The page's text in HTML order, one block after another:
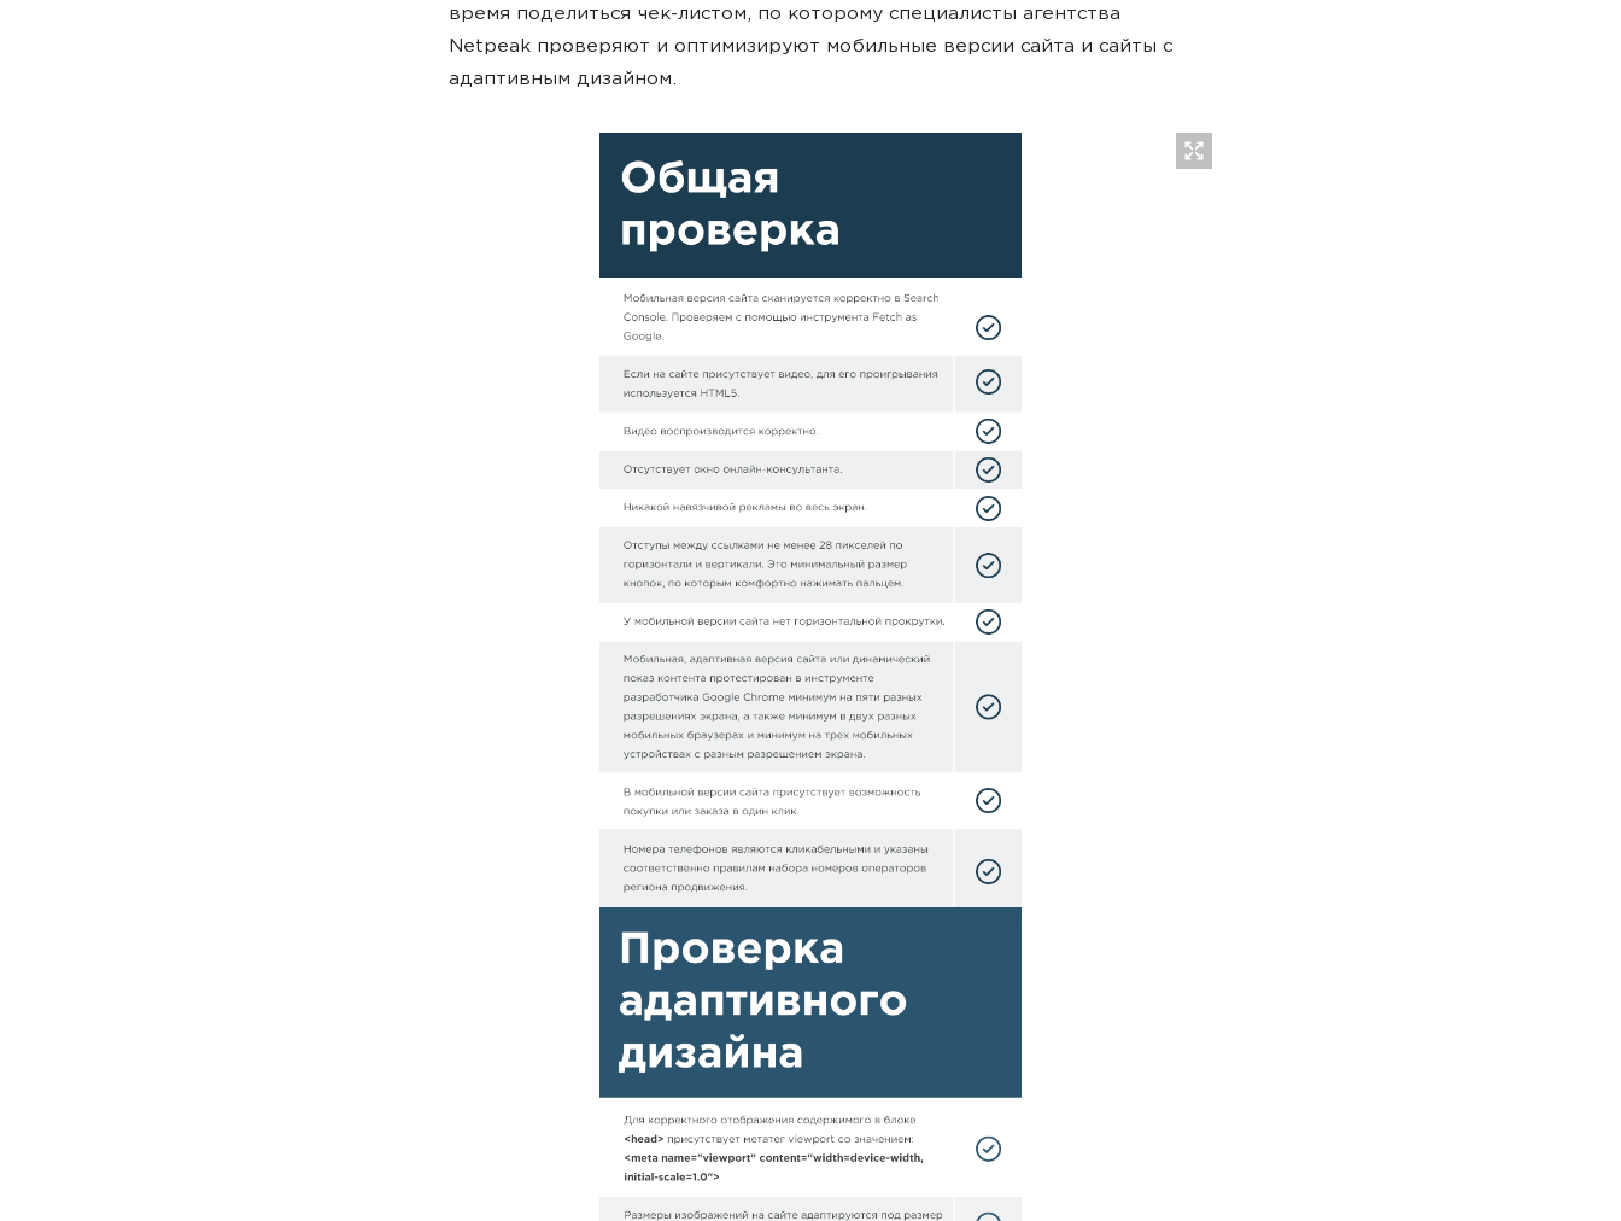
время поделиться чек-листом, по которому специалисты агентства
Netpeak проверяют и оптимизируют мобильные версии сайта и сайты с
адаптивным дизайном.